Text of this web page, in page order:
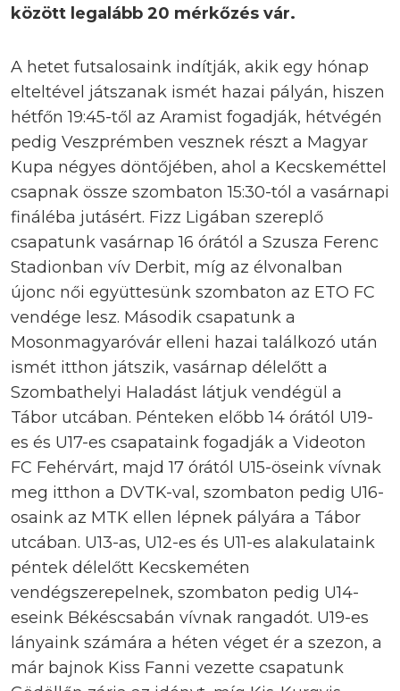
között legalább 20 mérkőzés vár.
A hetet futsalosaink indítják, akik egy hónap
elteltével játszanak ismét hazai pályán, hiszen
hétfőn 19:45-től az Aramist fogadják, hétvégén
pedig Veszprémben vesznek részt a Magyar
Kupa négyes döntőjében, ahol a Kecskeméttel
csapnak össze szombaton 15:30-tól a vasárnapi
fináléba jutásért. Fizz Ligában szereplő
csapatunk vasárnap 16 órától a Szusza Ferenc
Stadionban vív Derbit, míg az élvonalban
újonc női együttesünk szombaton az ETO FC
vendége lesz. Második csapatunk a
Mosonmagyaróvár elleni hazai találkozó után
ismét itthon játszik, vasárnap délelőtt a
Szombathelyi Haladást látjuk vendégül a
Tábor utcában. Pénteken előbb 14 órától U19-
es és U17-es csapataink fogadják a Videoton
FC Fehérvárt, majd 17 órától U15-öseink vívnak
meg itthon a DVTK-val, szombaton pedig U16-
osaink az MTK ellen lépnek pályára a Tábor
utcában. U13-as, U12-es és U11-es alakulataink
péntek délelőtt Kecskeméten
vendégszerepelnek, szombaton pedig U14-
eseink Békéscsabán vívnak rangadót. U19-es
lányaink számára a héten véget ér a szezon, a
már bajnok Kiss Fanni vezette csapatunk